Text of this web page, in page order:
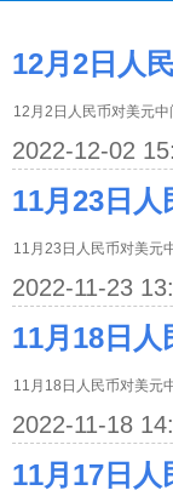
12月2日人
12月2日人民币对美元
2022-12-02
11月23日人
11月23日人民币对美元
2022-11-23
11月18日人
11月18日人民币对美元
2022-11-18
11月17日人